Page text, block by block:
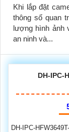
Khi lắp đặt
thông số quan
lượng hình ảnh
an ninh và...
DH-IPC-
DH-IPC-